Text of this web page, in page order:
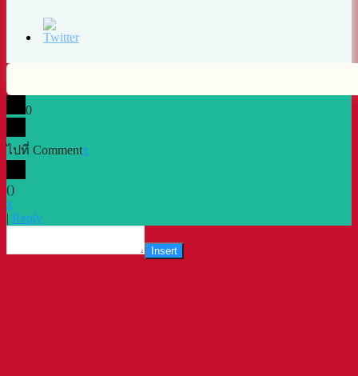
0
ไปที่ Commentx
()
x
| Reply
Insert